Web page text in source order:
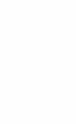
de Tratamiento de